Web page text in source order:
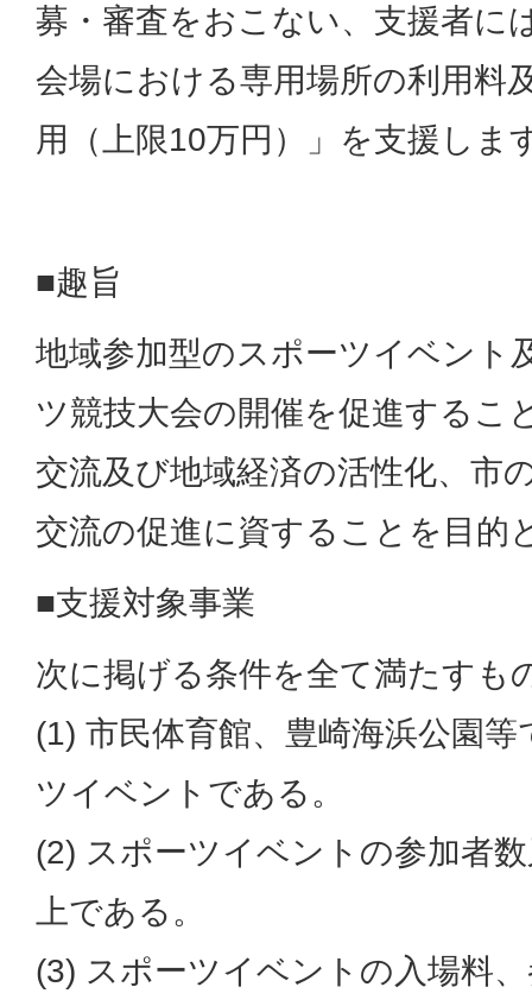
募・審査をおこない、支援者に
会場における専用場所の利用料
用（上限10万円）」を支援しま
■趣旨
地域参加型のスポーツイベント
ツ競技大会の開催を促進するこ
交流及び地域経済の活性化、市
交流の促進に資することを目的
■支援対象事業
次に掲げる条件を全て満たすも
(1) 市民体育館、豊崎海浜公園
ツイベントである。
(2) スポーツイベントの参加者
上である。
(3) スポーツイベントの入場料